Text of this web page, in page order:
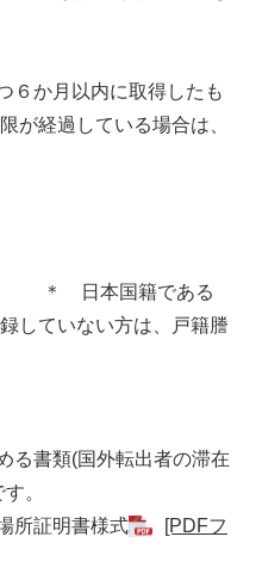
に取得したも
が経過している場合は、
である
していない方は、戸籍謄
転出者の滞在
。
証明書様式
[PDFフ